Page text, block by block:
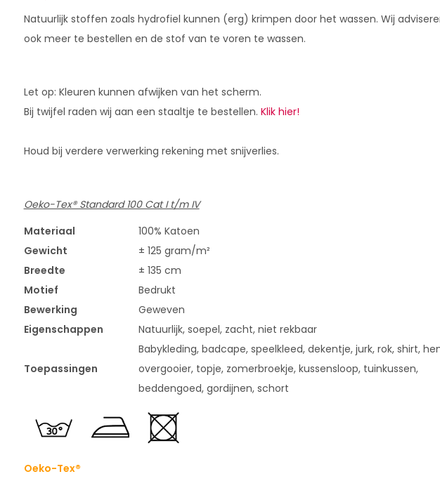
Natuurlijk stoffen zoals hydrofiel kunnen (erg) krimpen door het wassen. Wij
ook meer te bestellen en de stof van te voren te wassen.
Let op: Kleuren kunnen afwijken van het scherm.
Bij twijfel raden wij aan een staaltje te bestellen. Klik hier!
Houd bij verdere verwerking rekening met snijverlies.
Oeko-Tex® Standard 100 Cat I t/m IV
Materiaal
100% Katoen
Gewicht
± 125 gram/m²
Breedte
± 135 cm
Motief
Bedrukt
Bewerking
Geweven
Eigenschappen
Natuurlijk, soepel, zacht, niet rekbaar
Toepassingen
Babykleding, badcape, speelkleed, dekentje, jurk, rok, shirt,
overgooier, topje, zomerbroekje, kussensloop, tuinkussen,
beddengoed, gordijnen, schort
Oeko-Tex®